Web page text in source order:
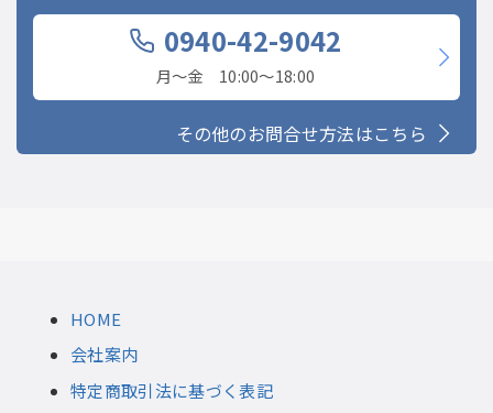
0940-42-9042
月〜金 10:00〜18:00
その他のお問合せ方法はこちら
HOME
会社案内
特定商取引法に基づく表記